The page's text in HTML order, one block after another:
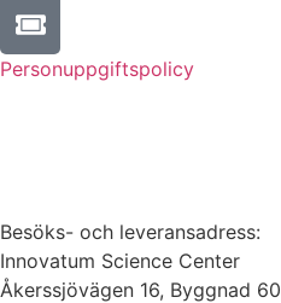
Personuppgiftspolicy
Besöks- och leveransadress:
Innovatum Science Center
Åkerssjövägen 16, Byggnad 60